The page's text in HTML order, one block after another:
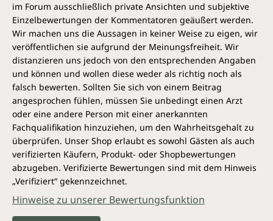
im Forum ausschließlich private Ansichten und subjektive
Einzelbewertungen der Kommentatoren geäußert werden.
Wir machen uns die Aussagen in keiner Weise zu eigen, wir
veröffentlichen sie aufgrund der Meinungsfreiheit. Wir
distanzieren uns jedoch von den entsprechenden Angaben
und können und wollen diese weder als richtig noch als
falsch bewerten. Sollten Sie sich von einem Beitrag
angesprochen fühlen, müssen Sie unbedingt einen Arzt
oder eine andere Person mit einer anerkannten
Fachqualifikation hinzuziehen, um den Wahrheitsgehalt zu
überprüfen. Unser Shop erlaubt es sowohl Gästen als auch
verifizierten Käufern, Produkt- oder Shopbewertungen
abzugeben. Verifizierte Bewertungen sind mit dem Hinweis
„Verifiziert“ gekennzeichnet.
Hinweise zu unserer Bewertungsfunktion